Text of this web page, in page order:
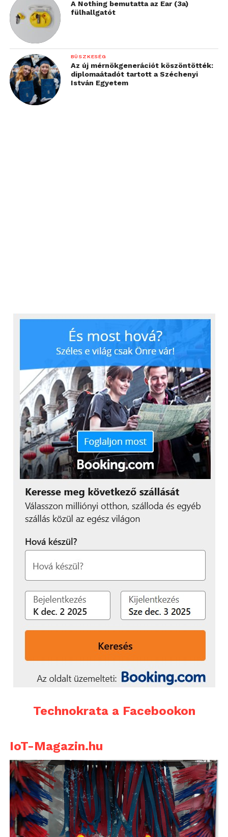
A Nothing bemutatta az Ear (3a)
fülhallgatót
BÜSZKESÉG
Az új mérnökgenerációt köszöntötték:
diplomaátadót tartott a Széchenyi
István Egyetem
Technokrata a Facebookon
IoT-Magazin.hu